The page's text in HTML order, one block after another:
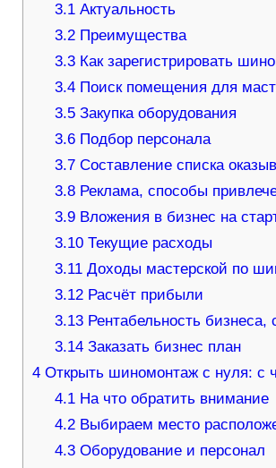
3.1 Актуальность
3.2 Преимущества
3.3 Как зарегистрировать
3.4 Поиск помещения для
3.5 Закупка оборудования
3.6 Подбор персонала
3.7 Составление списка
3.8 Реклама, способы
3.9 Вложения в бизнес на
3.10 Текущие расходы
3.11 Доходы мастерской по
3.12 Расчёт прибыли
3.13 Рентабельность бизнеса,
3.14 Заказать бизнес план
4Открыть шиномонтаж с нуля: с
4.1 На что обратить внимание
4.2 Выбираем место
4.3 Оборудование и персонал